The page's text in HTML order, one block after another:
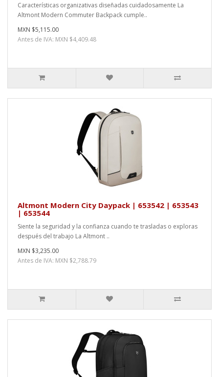
Características organizativas diseñadas cuidadosamente La
Altmont Modern Commuter Backpack cumple..
MXN $5,115.00
Antes de IVA: MXN $4,409.48
Altmont Modern City Daypack | 653542 | 653543
| 653544
Siente la seguridad y la confianza cuando te trasladas o exploras
después del trabajo La Altmont ..
MXN $3,235.00
Antes de IVA: MXN $2,788.79